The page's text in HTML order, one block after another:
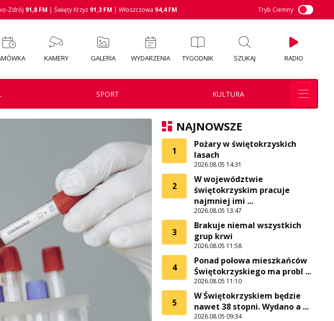
Zdrój 91,8 FM | Święty Krzyż 91,3 FM | Włoszczowa 94,4 FM Tryb Ciemny
KAMERY GALERIA WYDARZENIA TYGODNIK SZUKAJ RADIO
SPORT KULTURA
NAJNOWSZE
1
Pożary w świętokrzyskich
lasach
2026.08.05 14:31
2
W województwie
świętokrzyskim pracuje
najmniej imi ...
2026.08.05 13:47
3
Brakuje niemal wszystkich
grup krwi
2026.08.05 11:58
4
Ponad połowa mieszkańców
Świętokrzyskiego ma probl ...
2026.08.05 11:10
5
W Świętokrzyskiem będzie
nawet 38 stopni. Wydano a ...
2026.08.05 09:34